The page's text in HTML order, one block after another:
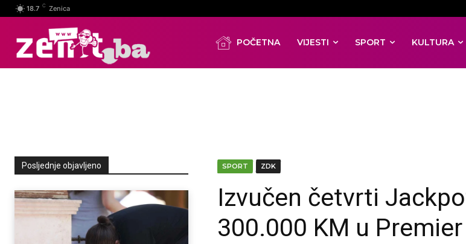
18.7 C Zenica
POČETNA VIJESTI SPORT KULTURA
Posljednje objavljeno SPORT ZDK
Izvučen četvrti
300.000 KM u